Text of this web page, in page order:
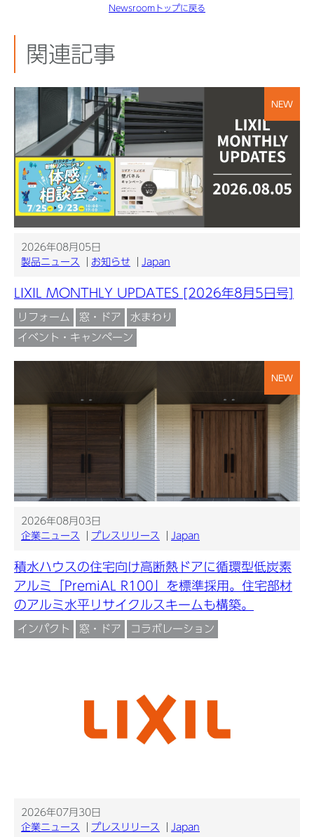
Newsroomトップに戻る
関連記事
NEW
2026年08月05日
製品ニュース
お知らせ Japan
LIXIL MONTHLY UPDATES [2026年8月5日号]
リフォーム 窓・ドア
水まわり
イベント・キャンペーン
NEW
2026年08月03日
企業ニュース
プレスリリース Japan
積水ハウスの住宅向け高断熱ドアに循環型低炭素
アルミ「PremiAL R100」を標準採用。住宅部材
のアルミ水平リサイクルスキームも構築。
インパクト 窓・ドア コラボレーション
2026年07月30日
企業ニュース
プレスリリース Japan